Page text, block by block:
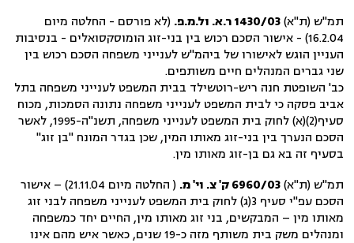
תמ"ש (ת"א)1430/03 ר.א. ול.מ.פ.
(לא פורסם - החלטה מיום
16.2.04) - אישור הסכם רכוש בין בני-זוג הומוסקסואלים - בנסיבות
העניין הוגש לאישורו של ביהמ"ש לענייני משפחה הסכם רכוש בין
שני גברים המנהלים חיים משותפים.
כב' השופטת חנה ריש-רוטשילד בבית המשפט לענייני משפחה בתל
אביב פסקה כי לבית המשפט לענייני משפחה נתונה הסמכות, מכוח
סעיף(2)(א) לחוק בית המשפט לענייני משפחה, תשנ"ה-1995, לאשר
הסכם הנערך בין בני-זוג מאותו המין, שכן בגדר המונח "בן זוג"
בסעיף זה בא גם בן-זוג מאותו מין.
תמ"ש (ת"א)6960/03 ק' צ. וי' מ.
( החלטה מיום 21.11.04) – אישור
הסכם עפ"י סעיף 3(ג) לחוק בית המשפט לענייני משפחה לבני זוג
מאותו מין – המבקשים, בני זוג מאותו מין, החיים יחד כמשפחה
ומנהלים משק בית משותף מזה כ-19 שנים, כאשר איש מהם אינו